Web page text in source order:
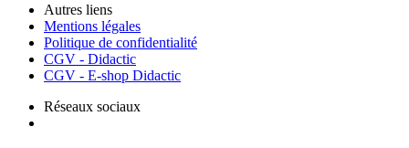
Autres liens
Mentions légales
Politique de confidentialité
CGV - Didactic
CGV - E-shop Didactic
Réseaux sociaux